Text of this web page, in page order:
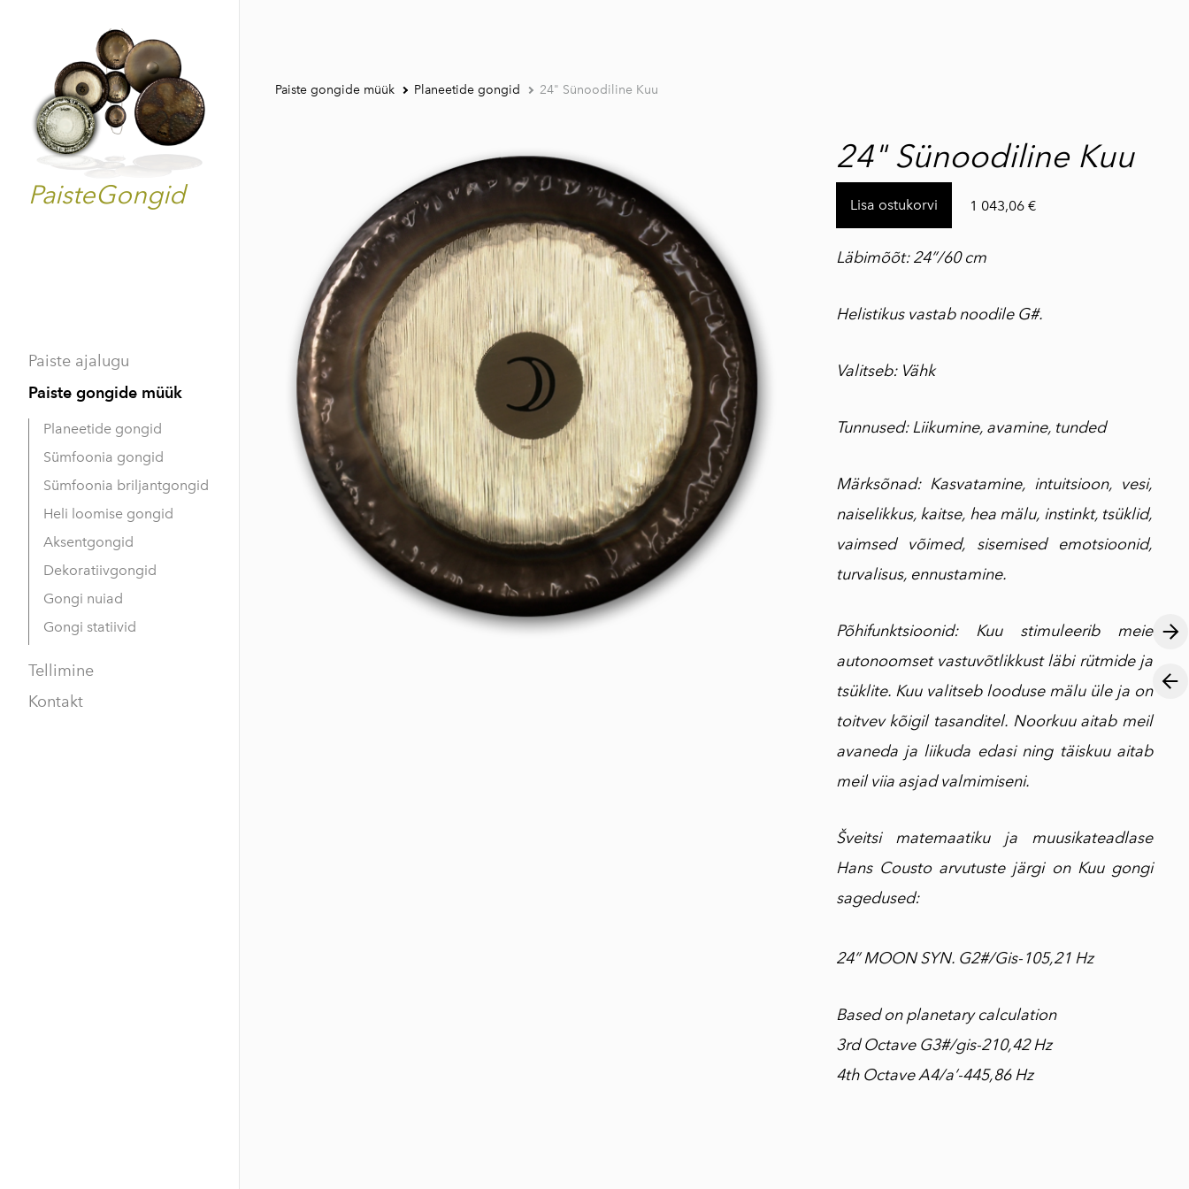
PaisteGongid
Paiste ajalugu
Paiste gongide müük
Planeetide gongid
Sümfoonia gongid
Sümfoonia briljantgongid
Heli loomise gongid
Aksentgongid
Dekoratiivgongid
Gongi nuiad
Gongi statiivid
Tellimine
Kontakt
Paiste gongide müük Planeetide gongid 24" Sünoodiline Kuu
24" Sünoodiline Kuu
Lisa ostukorvi 1 043,06 €
Läbimõõt: 24”/60 cm
Helistikus vastab noodile G#.
Valitseb: Vähk
Tunnused: Liikumine, avamine, tunded
Märksõnad: Kasvatamine, intuitsioon, vesi,
naiselikkus, kaitse, hea mälu, instinkt, tsüklid,
vaimsed võimed, sisemised emotsioonid,
turvalisus, ennustamine.
Põhifunktsioonid: Kuu stimuleerib meie
autonoomset vastuvõtlikkust läbi rütmide ja
tsüklite. Kuu valitseb looduse mälu üle ja on
toitvev kõigil tasanditel. Noorkuu aitab meil
avaneda ja liikuda edasi ning täiskuu aitab
meil viia asjad valmimiseni.
Šveitsi matemaatiku ja muusikateadlase
Hans Cousto arvutuste järgi on Kuu gongi
sagedused:
24” MOON SYN. G2#/Gis-105,21 Hz
Based on planetary calculation
3rd Octave G3#/gis-210,42 Hz
4th Octave A4/a’-445,86 Hz